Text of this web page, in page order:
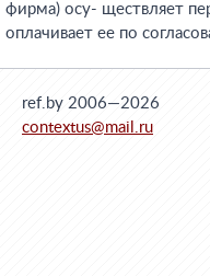
фирма) осу- ществляет
оплачивает ее по
ref.by 2006—2026
contextus@mail.ru